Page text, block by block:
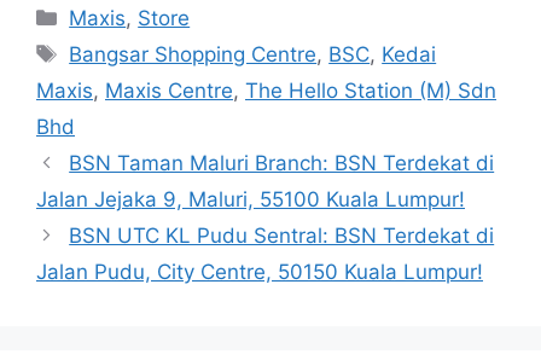
Categories
Maxis, Store
Tags
Bangsar Shopping Centre, BSC, Kedai
Maxis, Maxis Centre, The Hello Station (M) Sdn
Bhd
BSN Taman Maluri Branch: BSN Terdekat di
Jalan Jejaka 9, Maluri, 55100 Kuala Lumpur!
BSN UTC KL Pudu Sentral: BSN Terdekat di
Jalan Pudu, City Centre, 50150 Kuala Lumpur!